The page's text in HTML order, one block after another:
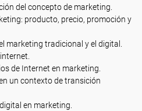
del concepto de marketing.
producto, precio, promoción y
marketing tradicional y el digital.
de Internet en marketing.
un contexto de transición
en marketing.